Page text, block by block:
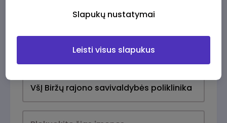
Slapukų nustatymai
Leisti visus slapukus